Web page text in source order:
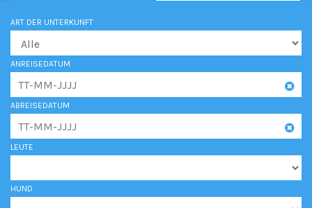
ART DER UNTERKUNFT
ANREISEDATUM
ABREISEDATUM
LEUTE
HUND